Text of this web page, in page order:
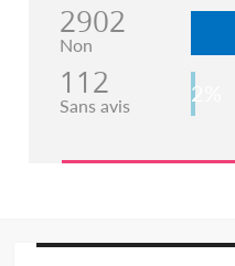
2902
Non
112
Sans avis 2%